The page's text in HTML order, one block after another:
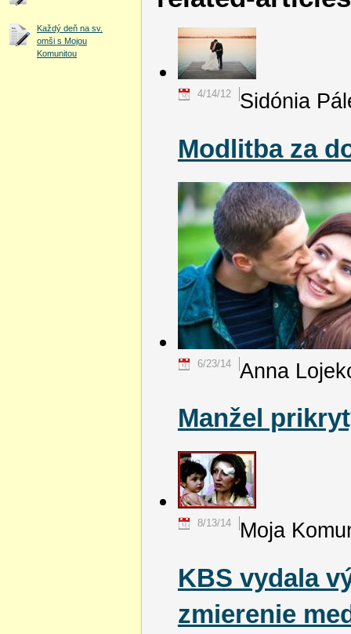
Sidónia
4/14/12
Modlitba za
Anna
6/23/14
Manžel
Moja
8/13/14
KBS vydala
zmierenie
Každý deň na sv.
omši s Mojou
Komunitou